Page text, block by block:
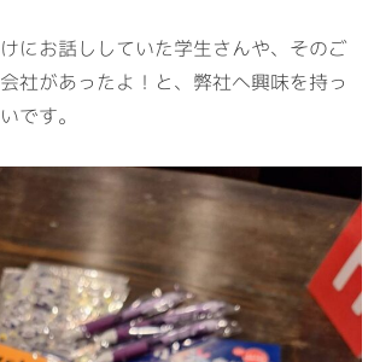
にお話ししていた学生さんや、そのご
社があったよ！と、弊社へ興味を持っ
です。